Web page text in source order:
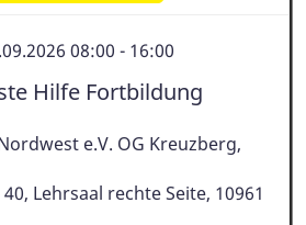
08:00 - 16:00
Hilfe Fortbildung
e.V. OG Kreuzberg,
Lehrsaal rechte Seite, 10961